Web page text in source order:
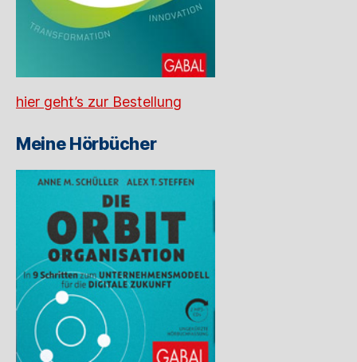
hier geht’s zur Bestellung
Meine Hörbücher